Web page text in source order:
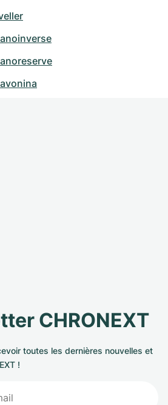
CHRONEXT
toutes les dernières nouvelles et
!